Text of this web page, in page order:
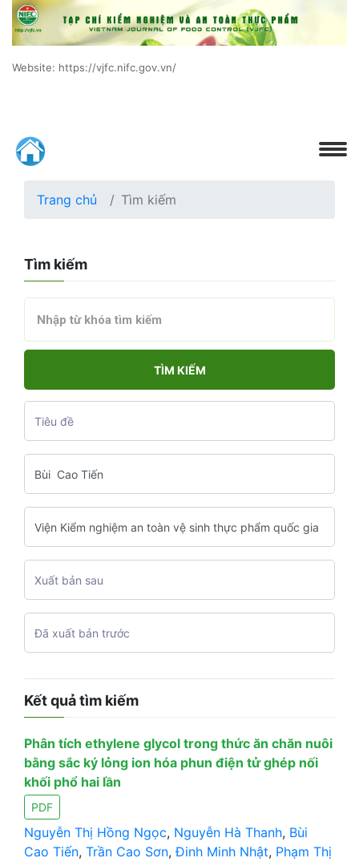
Website: https://vjfc.nifc.gov.vn/
Trang chủ Tìm kiếm
Tìm kiếm
TÌM KIẾM
Kết quả tìm kiếm
Phân tích ethylene glycol trong thức ăn chăn nuôi
bằng sắc ký lỏng ion hóa phun điện tử ghép nối
khối phổ hai lần
PDF
Nguyễn Thị Hồng Ngọc, Nguyễn Hà Thanh, Bùi
Cao Tiến, Trần Cao Sơn,Đinh Minh Nhật, Phạm Thị